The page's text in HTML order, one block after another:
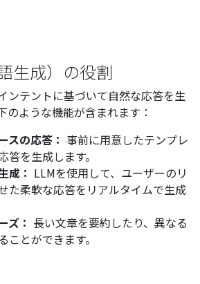
生成）の役割
ンテントに基づいて自然な応答を生
のような機能が含まれます：
スの応答： 事前に用意したテンプレ
答を生成します。
成： LLMを使用して、ユーザーのリ
た柔軟な応答をリアルタイムで生成
ズ： 長い文章を要約したり、異なる
ことができます。